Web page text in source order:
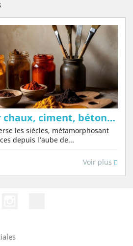
Pigments pour chaux, ciment, béton, peinture et art : Guide complet des types, usages et comment...
les siècles, métamorphosant
depuis l’aube de...
Voir plus